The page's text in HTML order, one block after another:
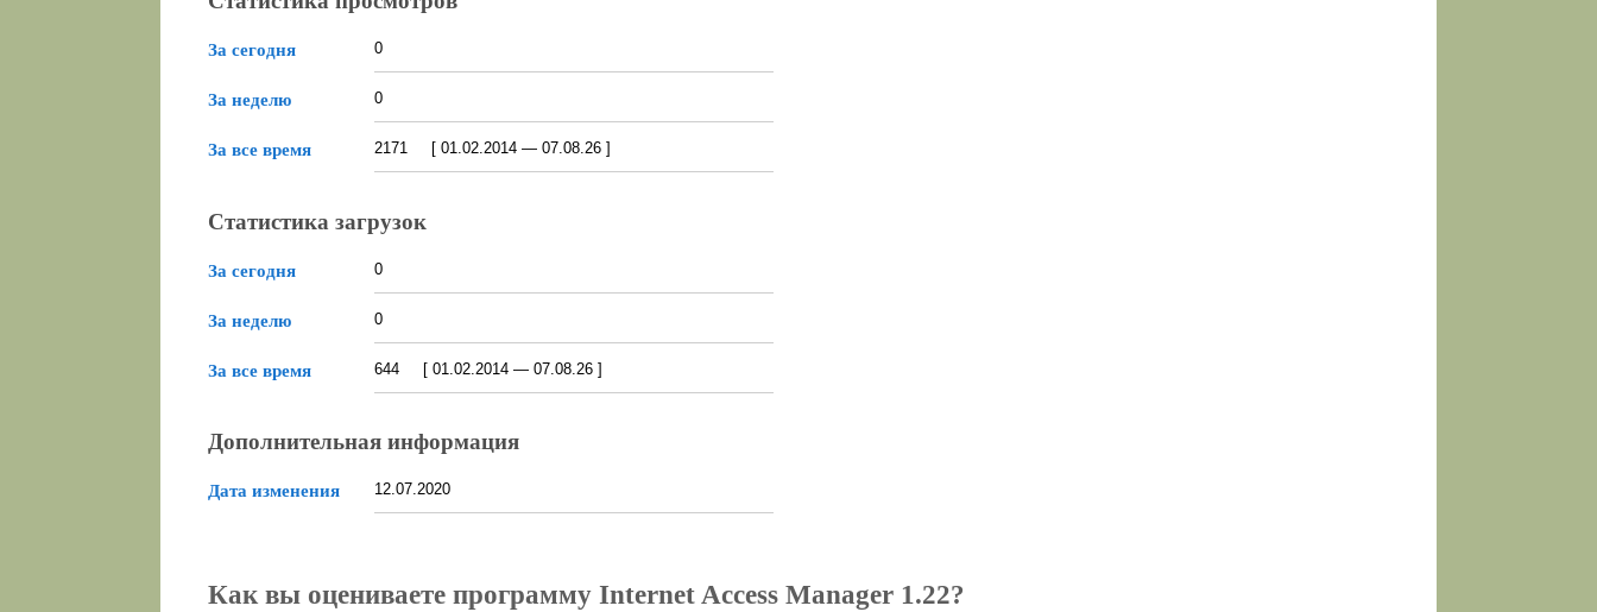
За сегодня 0
За неделю 0
За все время 2171 [ 01.02.2014 — 07.08.26 ]
Статистика загрузок
За сегодня 0
За неделю 0
За все время 644 [ 01.02.2014 — 07.08.26 ]
Дополнительная информация
Дата изменения 12.07.2020
Как вы оцениваете программу Internet Access Manager 1.22?